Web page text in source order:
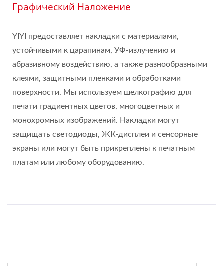
Графический Наложение
YIYI предоставляет накладки с материалами,
устойчивыми к царапинам, УФ-излучению и
абразивному воздействию, а также разнообразными
клеями, защитными пленками и обработками
поверхности. Мы используем шелкографию для
печати градиентных цветов, многоцветных и
монохромных изображений. Накладки могут
защищать светодиоды, ЖК-дисплеи и сенсорные
экраны или могут быть прикреплены к печатным
платам или любому оборудованию.